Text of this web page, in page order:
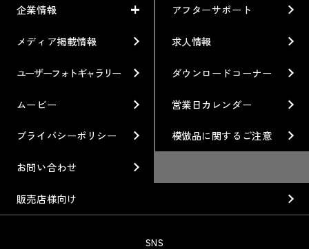
車から検索
利用条件／注意事項
ブランド紹介
ホイール情報
カスタムオーダープラン
廃番製品
お知らせ
イベント情報
モータースポーツ
レーシング特集
Gymkhana
DIRT TRIAL
SUPER GT
Rally
GR86/BRZ Cup
WORKとは
テクノロジー
クオリティー
デザイン
企業情報
企業情報
フィロソフィー
経営理念
私たちのあるべき姿
工場概要
会社沿革
アフターサポート
メディア掲載情報 求人情報
ユーザーフォトギャラリー ダウンロードコーナー
ムービー 営業日カレンダー
プライバシーポリシー 模倣品に関するご注意
お問い合わせ
販売店様向け
SNS